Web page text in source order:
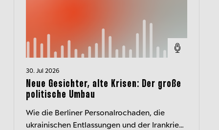
30. Jul 2026
Neue Gesichter, alte Krisen: Der große
politische Umbau
Wie die Berliner Personalrochaden, die
ukrainischen Entlassungen und der Irankrieg